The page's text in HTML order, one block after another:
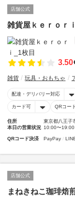
店舗公式
雑貨屋ｋｅｒｏｒｉ
3.50
雑貨 玩具・おもちゃ
配達・デリバリー対応
カード可 QRコー
住所
東京都八王子
本日の営業状況 10:00〜19:00
QRコード決済 PayPay
店舗公式
まねきねこ珈琲焙